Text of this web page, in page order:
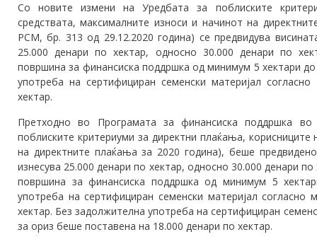
Со новите измени на Уредбата за поблиските
средствата, максималните износи и начинот на
РСМ, бр. 313 од 29.12.2020 година) се предвидува
25.000 денари по хектар, односно 30.000 денари по
површина за финансиска поддршка од минимум 5 хектари
употреба на сертифициран семенски материјал
хектар.
Претходно во Програмата за финансиска поддршка
поблиските критериуми за директни плаќања,
на директните плаќања за 2020 година), беше
изнесува 25.000 денари по хектар, односно 30.000 денари
површина за финансиска поддршка од минимум 5
употреба на сертифициран семенски материјал
хектар. Без задолжителна употреба на сертифициран
за ориз беше поставена на 18.000 денари по хектар.